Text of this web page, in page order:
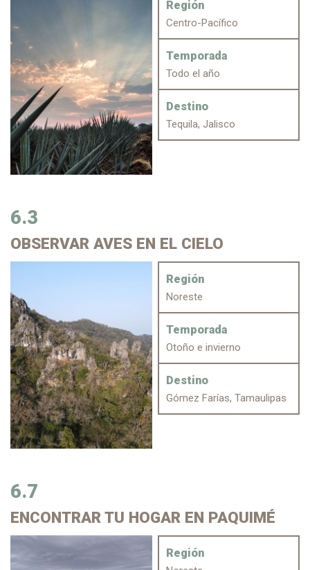
Región
Centro-Pacífico
Temporada
Todo el año
Destino
Tequila, Jalisco
6.3
OBSERVAR AVES EN EL CIELO
Región
Noreste
Temporada
Otoño e invierno
Destino
Gómez Farías, Tamaulipas
6.7
ENCONTRAR TU HOGAR EN PAQUIMÉ
Región